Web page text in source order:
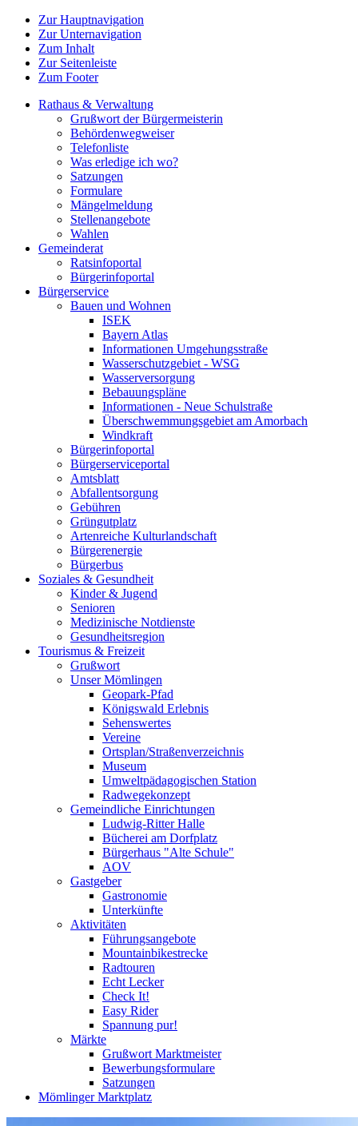
Zur Hauptnavigation
Zur Unternavigation
Zum Inhalt
Zur Seitenleiste
Zum Footer
Rathaus & Verwaltung
Grußwort der Bürgermeisterin
Behördenwegweiser
Telefonliste
Was erledige ich wo?
Satzungen
Formulare
Mängelmeldung
Stellenangebote
Wahlen
Gemeinderat
Ratsinfoportal
Bürgerinfoportal
Bürgerservice
Bauen und Wohnen
ISEK
Bayern Atlas
Informationen Umgehungsstraße
Wasserschutzgebiet - WSG
Wasserversorgung
Bebauungspläne
Informationen - Neue Schulstraße
Überschwemmungsgebiet am Amorbach
Windkraft
Bürgerinfoportal
Bürgerserviceportal
Amtsblatt
Abfallentsorgung
Gebühren
Grüngutplatz
Artenreiche Kulturlandschaft
Bürgerenergie
Bürgerbus
Soziales & Gesundheit
Kinder & Jugend
Senioren
Medizinische Notdienste
Gesundheitsregion
Tourismus & Freizeit
Grußwort
Unser Mömlingen
Geopark-Pfad
Königswald Erlebnis
Sehenswertes
Vereine
Ortsplan/Straßenverzeichnis
Museum
Umweltpädagogischen Station
Radwegekonzept
Gemeindliche Einrichtungen
Ludwig-Ritter Halle
Bücherei am Dorfplatz
Bürgerhaus "Alte Schule"
AOV
Gastgeber
Gastronomie
Unterkünfte
Aktivitäten
Führungsangebote
Mountainbikestrecke
Radtouren
Echt Lecker
Check It!
Easy Rider
Spannung pur!
Märkte
Grußwort Marktmeister
Bewerbungsformulare
Satzungen
Mömlinger Marktplatz